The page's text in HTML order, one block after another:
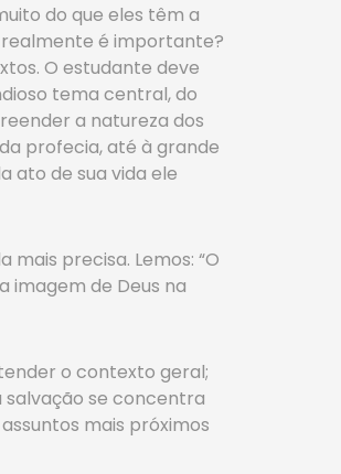
do que eles têm a
realmente é importante?
O estudante deve
tema central, do
a natureza dos
profecia, até à grande
ato de sua vida ele
precisa. Lemos: “O
imagem de Deus na
o contexto geral;
salvação se concentra
mais próximos